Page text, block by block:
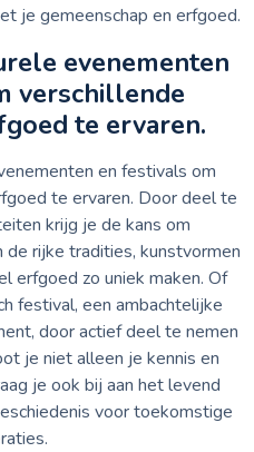
je gemeenschap en erfgoed.
evenementen
verschillende
te ervaren.
en festivals om
te ervaren. Door deel te
krijg je de kans om
rijke tradities, kunstvormen
erfgoed zo uniek maken. Of
festival, een ambachtelijke
door actief deel te nemen
je niet alleen je kennis en
je ook bij aan het levend
voor toekomstige